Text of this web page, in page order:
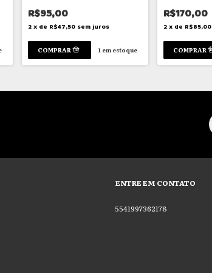
R$95,00
2 x de R$47,50 sem juros
1em estoque
R$170,00
2 x de R$85,00
ENTRE EM CONTATO
5541997362178